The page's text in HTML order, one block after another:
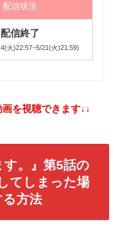
配信状況
配信終了
火)22:57~5/21(火)21:59)
を視聴できます↓↓
す。』第5話の
てしまった場
方法